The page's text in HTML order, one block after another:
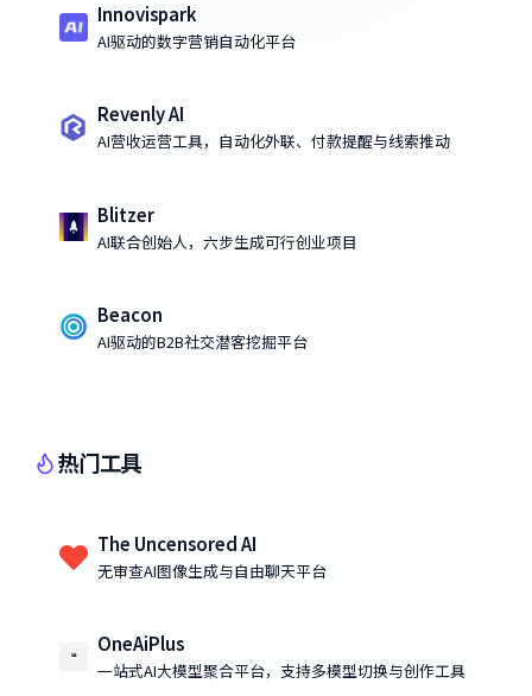
Innovispark
AI驱动的数字营销自动化平台
Revenly AI
AI营收运营工具，自动化外联、付款提醒与线索推动
Blitzer
AI联合创始人，六步生成可行创业项目
Beacon
AI驱动的B2B社交潜客挖掘平台
热门工具
The Uncensored AI
无审查AI图像生成与自由聊天平台
OneAiPlus
一站式AI大模型聚合平台，支持多模型切换与创作工具